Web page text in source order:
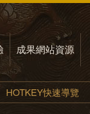
成果網站資源
HOTKEY快速導覽